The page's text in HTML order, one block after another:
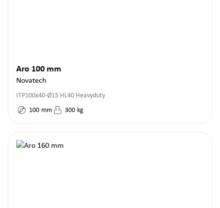
Aro 100 mm
Novatech
ITP100x40-Ø15 HL40 Heavyduty
100 mm 300 kg